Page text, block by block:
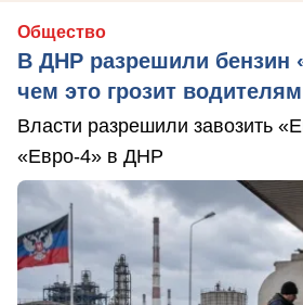
Общество
В ДНР разрешили бензин
чем это грозит водителям
Власти разрешили завозить
«Евро-4» в ДНР